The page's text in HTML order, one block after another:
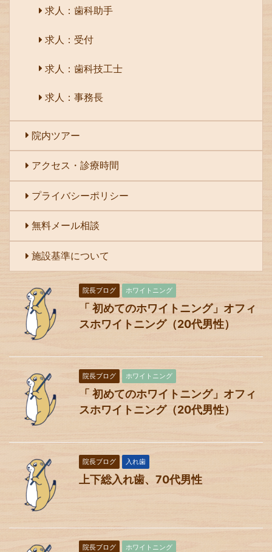
求人：歯科助手
求人：受付
求人：歯科技工士
求人：事務長
院内ツアー
アクセス・診療時間
プライバシーポリシー
無料メール相談
施設基準について
院長ブログ ホワイトニング
「 初めてのホワイトニング」オフィ
スホワイトニング（20代男性）
院長ブログ ホワイトニング
「 初めてのホワイトニング」オフィ
スホワイトニング（20代男性）
院長ブログ 入れ歯
上下総入れ歯、70代男性
院長ブログ ホワイトニング